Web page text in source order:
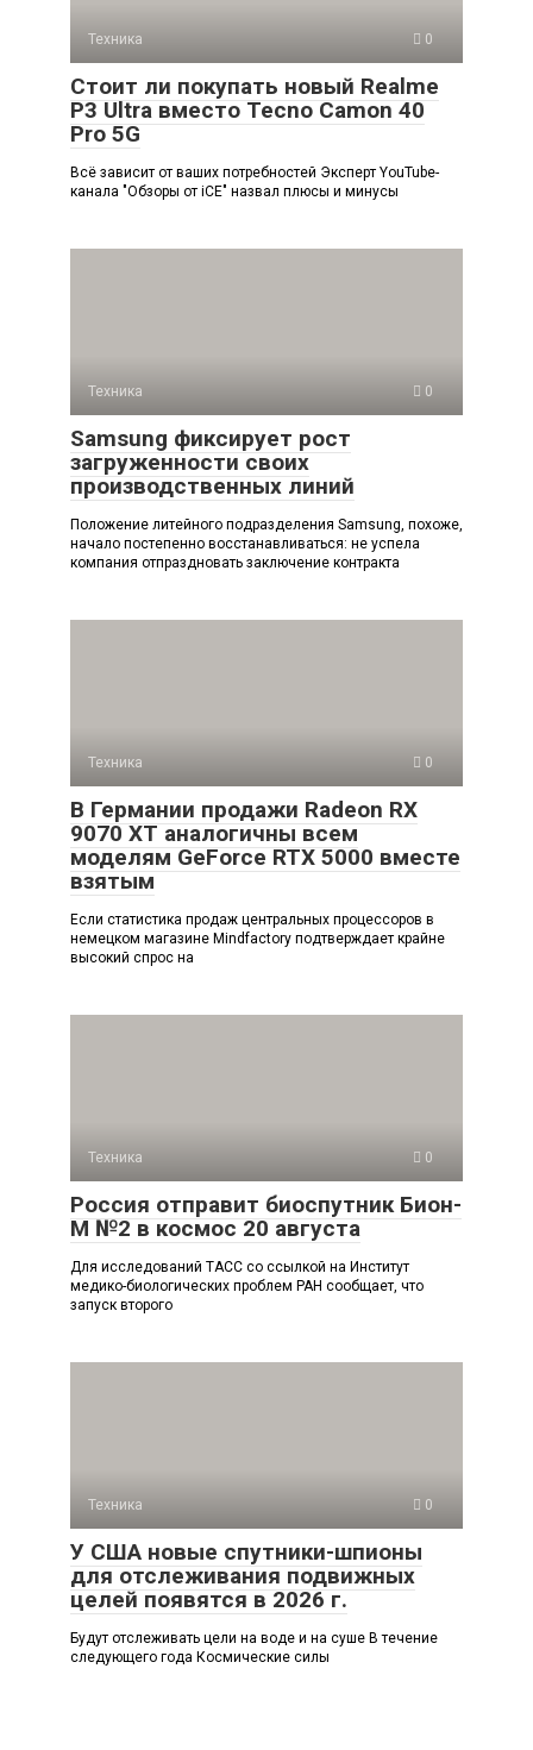
Техника 0
Стоит ли покупать новый Realme
P3 Ultra вместо Tecno Camon 40
Pro 5G
Всё зависит от ваших потребностей Эксперт YouTube-
канала "Обзоры от iCE" назвал плюсы и минусы
Техника 0
Samsung фиксирует рост
загруженности своих
производственных линий
Положение литейного подразделения Samsung, похоже,
начало постепенно восстанавливаться: не успела
компания отпраздновать заключение контракта
Техника 0
В Германии продажи Radeon RX
9070 XT аналогичны всем
моделям GeForce RTX 5000 вместе
взятым
Если статистика продаж центральных процессоров в
немецком магазине Mindfactory подтверждает крайне
высокий спрос на
Техника 0
Россия отправит биоспутник Бион-
М №2 в космос 20 августа
Для исследований ТАСС со ссылкой на Институт
медико-биологических проблем РАН сообщает, что
запуск второго
Техника 0
У США новые спутники-шпионы
для отслеживания подвижных
целей появятся в 2026 г.
Будут отслеживать цели на воде и на суше В течение
следующего года Космические силы